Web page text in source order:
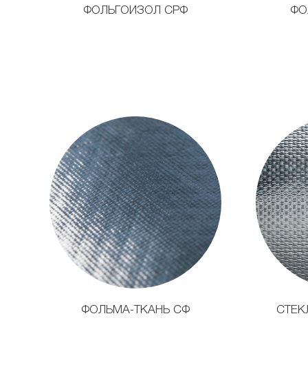
ФОЛЬГОИЗОЛ СРФ
ФОЛЬМА-ТКАНЬ СФ